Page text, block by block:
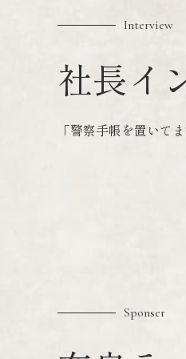
Interview
社長イ
「警察手帳を置いて
Sponser